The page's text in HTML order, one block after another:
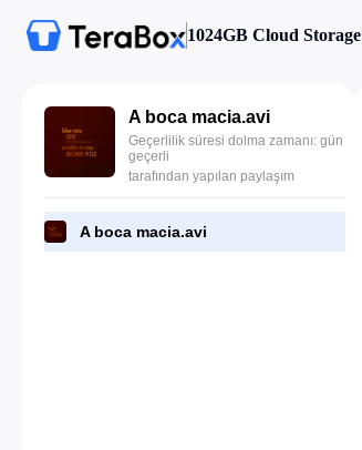
1024GB Cloud Storage
A boca macia.avi
Geçerlilik süresi dolma zamanı: gün
geçerli
tarafından yapılan paylaşım
A boca macia.avi